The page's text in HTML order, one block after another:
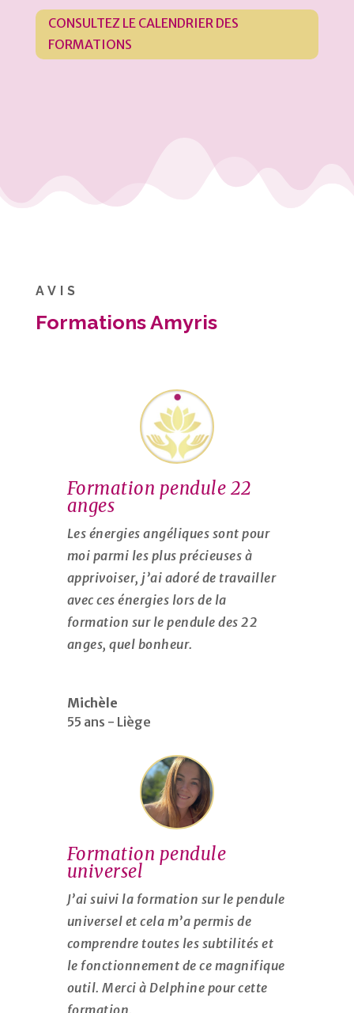
CONSULTEZ LE CALENDRIER DES
FORMATIONS
AVIS
Formations Amyris
Formation pendule 22
anges
Les énergies angéliques sont pour
moi parmi les plus précieuses à
apprivoiser, j’ai adoré de travailler
avec ces énergies lors de la
formation sur le pendule des 22
anges, quel bonheur.
Michèle
55 ans - Liège
Formation pendule
universel
J’ai suivi la formation sur le pendule
universel et cela m’a permis de
comprendre toutes les subtilités et
le fonctionnement de ce magnifique
outil. Merci à Delphine pour cette